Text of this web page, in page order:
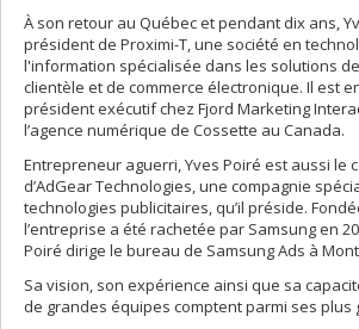
À son retour au Québec et pendant dix ans,
président de Proximi-T, une société en
l'information spécialisée dans les solutions
clientèle et de commerce électronique. Il est
président exécutif chez Fjord Marketing
l’agence numérique de Cossette au Canada.
Entrepreneur aguerri, Yves Poiré est aussi le
d’AdGear Technologies, une compagnie
technologies publicitaires, qu’il préside.
l’entreprise a été rachetée par Samsung en
Poiré dirige le bureau de Samsung Ads à
Sa vision, son expérience ainsi que sa
de grandes équipes comptent parmi ses plus